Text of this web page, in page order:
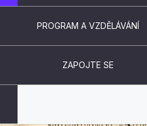
PROGRAM A VZDĚLÁVÁNÍ
ZAPOJTE SE